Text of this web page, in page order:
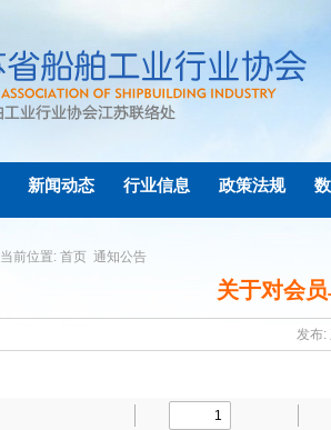
新闻动态 行业信息 政策法规
当前位置: 首页 通知公告
关于对会
发布: